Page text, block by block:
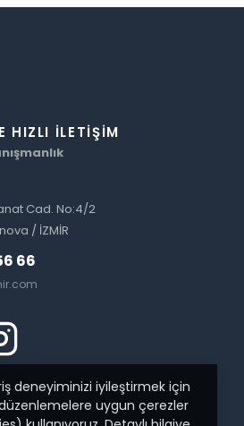
deneyiminizi iyileştirmek için
uygun çerezler
HIZLI İLETIŞIM
Cad. No:4/2
/ İZMİR
66